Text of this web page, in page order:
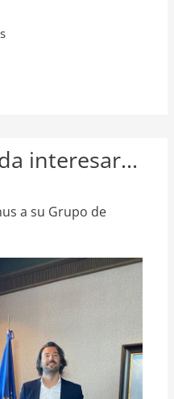
interesar...
a su Grupo de